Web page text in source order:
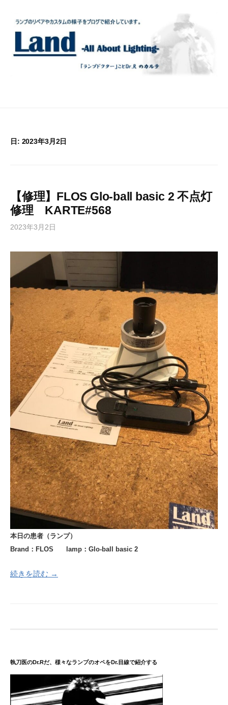
日: 2023年3月2日
【修理】FLOS Glo-ball basic 2 不点灯
修理 KARTE#568
2023年3月2日
本日の患者（ランプ）
Brand：FLOS
lamp：Glo-ball basic 2
続きを読む →
執刀医のDr.Rだ、様々なランプのオペをDr.目線で紹介する